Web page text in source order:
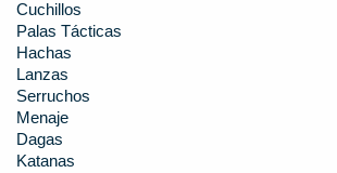
Cuchillos
Palas Tácticas
Hachas
Lanzas
Serruchos
Menaje
Dagas
Katanas